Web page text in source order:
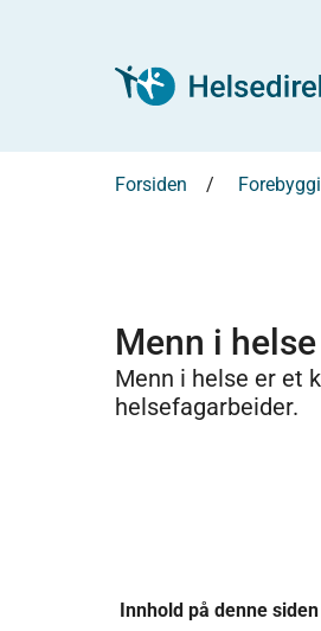
Forsiden
Menn i helse
Menn i helse er et
helsefagarbeider.
Innhold på denne siden